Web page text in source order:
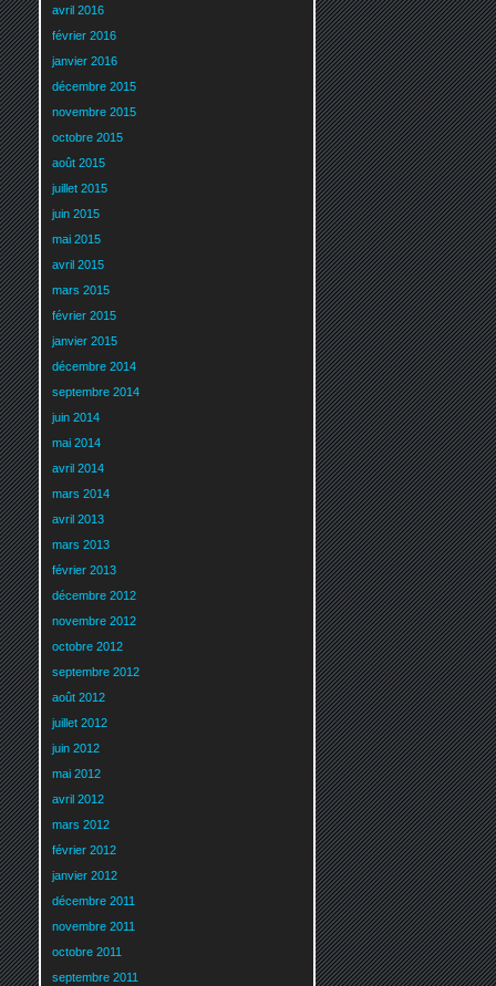
avril 2016
février 2016
janvier 2016
décembre 2015
novembre 2015
octobre 2015
août 2015
juillet 2015
juin 2015
mai 2015
avril 2015
mars 2015
février 2015
janvier 2015
décembre 2014
septembre 2014
juin 2014
mai 2014
avril 2014
mars 2014
avril 2013
mars 2013
février 2013
décembre 2012
novembre 2012
octobre 2012
septembre 2012
août 2012
juillet 2012
juin 2012
mai 2012
avril 2012
mars 2012
février 2012
janvier 2012
décembre 2011
novembre 2011
octobre 2011
septembre 2011